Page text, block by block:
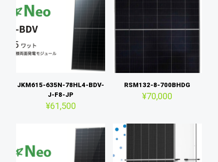
JKM615-635N-78HL4-BDV-
J-F8-JP
¥61,500
RSM132-8-700BHDG
¥70,000